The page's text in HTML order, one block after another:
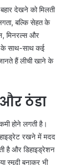
बहार देखने को मिलती
बल्कि सेहत के
मिनरल्स और
के साथ-साथ कई
हैं लीची खाने के
और ठंडा
होने लगती है।
हाइड्रेट रखने में मदद
है और डिहाइड्रेशन
स्मूदी बनाकर भी